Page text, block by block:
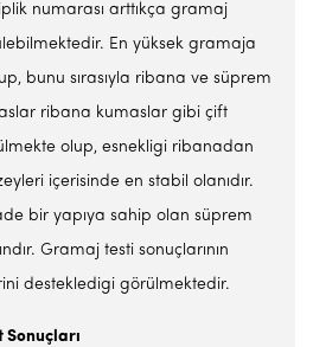
numarası arttıkça gramaj
En yüksek gramaja
bunu sırasıyla ribana ve süprem
ribana kumaslar gibi çift
olup, esnekligi ribanadan
içerisinde en stabil olanıdır.
bir yapıya sahip olan süprem
Gramaj testi sonuçlarının
destekledigi görülmektedir.
Sonuçları